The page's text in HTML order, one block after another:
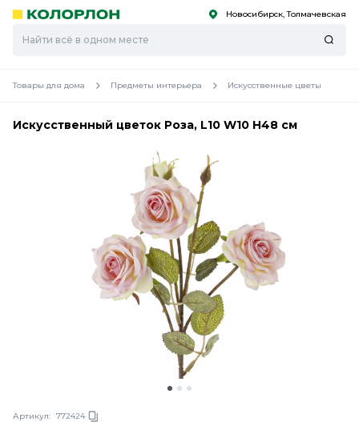
Скоро
Скоро Новосибирск, Толмачевская
Товары для дома Предметы интерьера Искусственные цветы
Искусственный цветок Роза, L10 W10 H48 см
Артикул: 772424